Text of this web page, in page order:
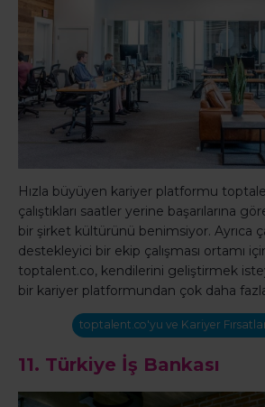
Hızla büyüyen kariyer platformu
çalıştıkları saatler yerine başarılarına
bir şirket kültürünü benimsiyor. Ayrıca
destekleyici bir ekip çalışması ortamı
toptalent.co, kendilerini geliştirmek
bir kariyer platformundan çok daha
toptalent.co'yu ve Kariyer
11. Türkiye İş Bankası